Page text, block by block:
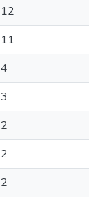
12
11
4
3
2
2
2